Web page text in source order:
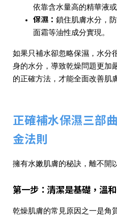
依靠含水量高的精華液或
保濕 ： 鎖住肌膚水分，
面霜等油性成分實現。
如果只補水卻忽略保濕，水分
身的水分，導致乾燥問題更加
的正確方法，才能全面改善肌
正確補水保濕三部
金法則
擁有水嫩肌膚的秘訣，離不開
第一步：清潔是基礎，溫
乾燥肌膚的常見原因之一是角